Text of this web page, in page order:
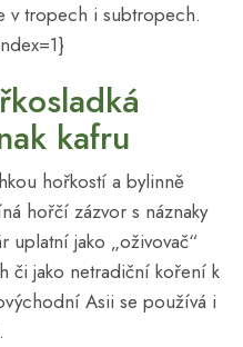
v tropech i subtropech.
kafru
hořkostí a bylinně
hořčí zázvor s náznaky
uplatní jako „oživovač“
či jako netradiční koření k
Asii se používá i